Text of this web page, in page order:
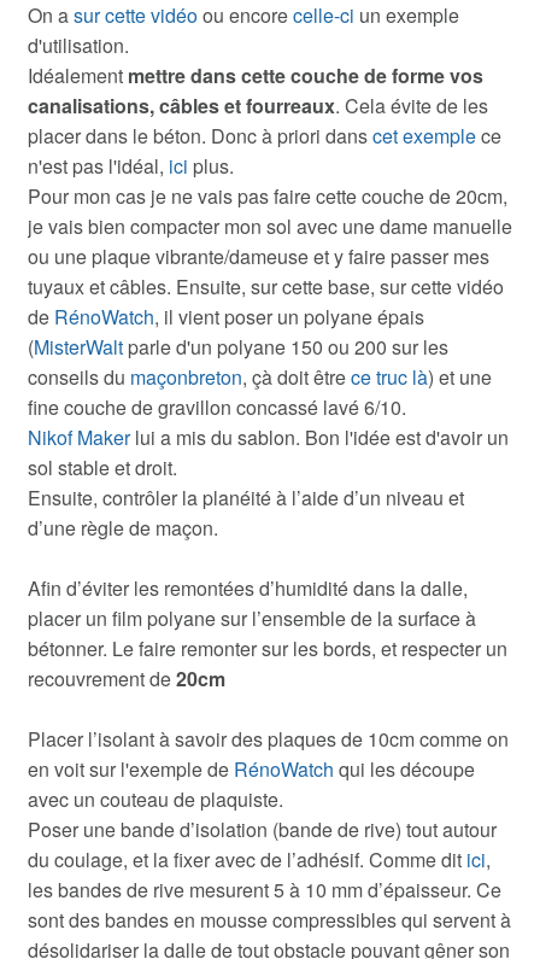
On asur cette vidéoou encorecelle-ci un exemple
d'utilisation.
Idéalement mettre dans cette couche de forme vos
canalisations, câbles et fourreaux. Cela évite de les
placer dans le béton. Donc à priori danscet exemplece
n'est pas l'idéal, ici plus.
Pour mon cas je ne vais pas faire cette couche de 20cm,
je vais bien compacter mon sol avec une dame manuelle
ou une plaque vibrante/dameuse et y faire passer mes
tuyaux et câbles. Ensuite, sur cette base, sur cette vidéo
de RénoWatch, il vient poser un polyane épais
(MisterWalt parle d'un polyane 150 ou 200 sur les
conseils du maçonbreton, çà doit êtrece truc là) et une
fine couche de gravillon concassé lavé 6/10.
Nikof Makerlui a mis du sablon. Bon l'idée est d'avoir un
sol stable et droit.
Ensuite, contrôler la planéité à l’aide d’un niveau et
d’une règle de maçon.
Afin d’éviter les remontées d’humidité dans la dalle,
placer un film polyane sur l’ensemble de la surface à
bétonner. Le faire remonter sur les bords, et respecter un
recouvrement de20cm
Placer l’isolant à savoir des plaques de 10cm comme on
en voit sur l'exemple de RénoWatch qui les découpe
avec un couteau de plaquiste.
Poser une bande d’isolation (bande de rive) tout autour
du coulage, et la fixer avec de l’adhésif. Comme dit ici,
les bandes de rive mesurent 5 à 10 mm d’épaisseur. Ce
sont des bandes en mousse compressibles qui servent à
désolidariser la dalle de tout obstacle pouvant gêner son